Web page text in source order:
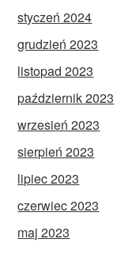
styczeń 2024
grudzień 2023
listopad 2023
październik 2023
wrzesień 2023
sierpień 2023
lipiec 2023
czerwiec 2023
maj 2023